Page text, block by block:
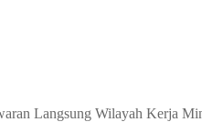
Langsung Wilayah Kerja